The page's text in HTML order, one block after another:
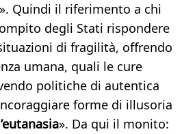
Quindi il riferimento a chi
degli Stati rispondere
di fragilità, offrendo
umana, quali le cure
politiche di autentica
forme di illusoria
». Da qui il monito: